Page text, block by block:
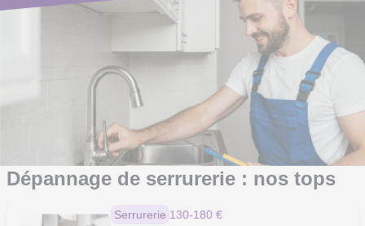
Nouveau site
Le même mais en mieux
Dépannage de serrurerie : nos tops
Serrurerie 130-180 €